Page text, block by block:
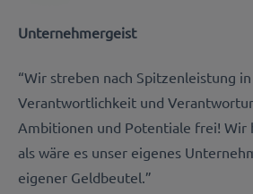
Unternehmergeist
“Wir streben nach Spitzenleistung
Verantwortlichkeit und
Ambitionen und Potentiale frei! Wir
als wäre es unser eigenes
eigener Geldbeutel.”